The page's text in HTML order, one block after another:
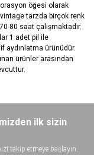
öğesi olarak
tarzda birçok renk
80 saat çalışmaktadır.
1 adet pil ile
aydınlatma ürünüdür.
ürünler arasından
ilk sizin
takip etmeye başlayın.